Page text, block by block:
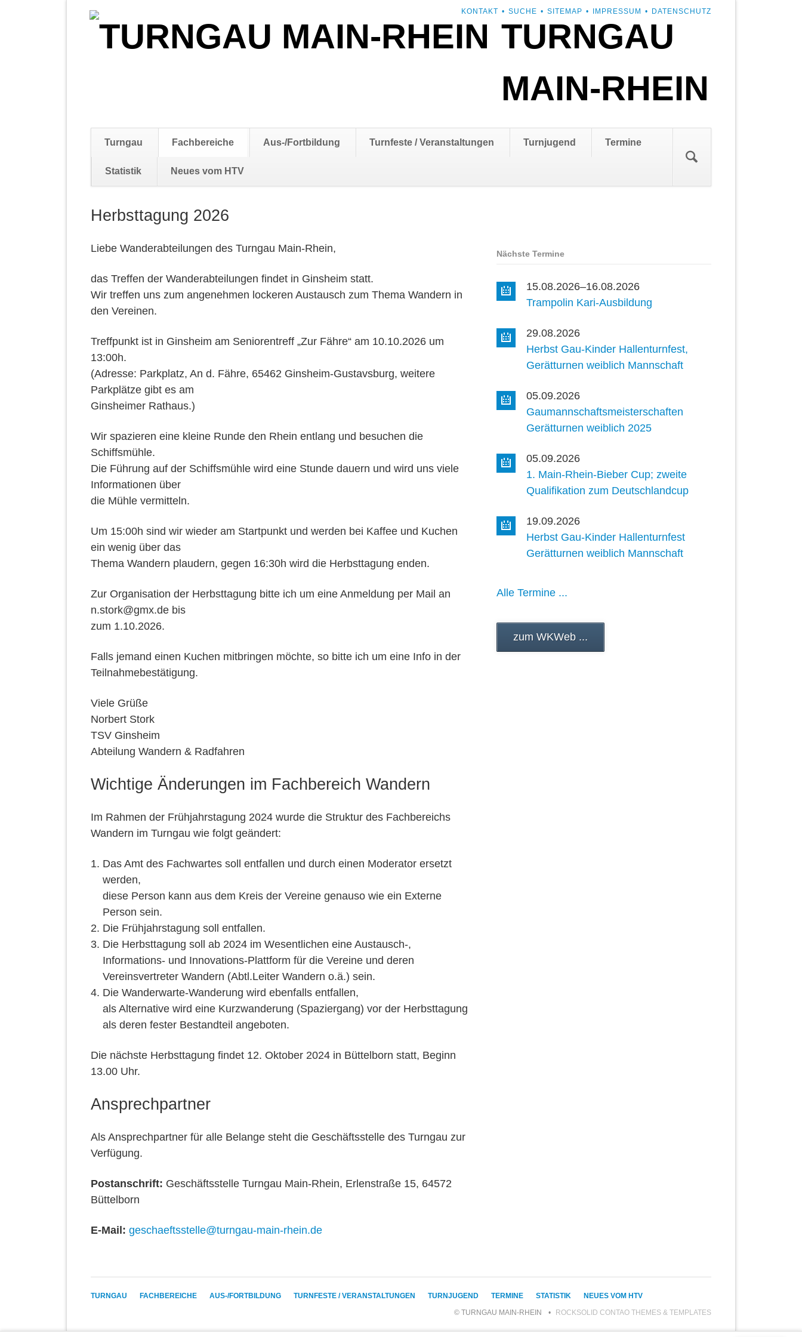
TURNGAU
MAIN-RHEIN
NAVIGATION
KONTAKT SUCHE SITEMAP IMPRESSUM DATENSCHUTZ
überspringen
Turngau Fachbereiche Aus-/Fortbildung Turnfeste / Veranstaltungen Turnjugend Termine
Statistik Neues vom HTV
überspringen
Herbsttagung 2026
Liebe Wanderabteilungen des Turngau Main-Rhein,
das Treffen der Wanderabteilungen findet in Ginsheim statt.
Wir treffen uns zum angenehmen lockeren Austausch zum Thema Wandern in
den Vereinen.
Treffpunkt ist in Ginsheim am Seniorentreff „Zur Fähre“ am 10.10.2026 um
13:00h.
(Adresse: Parkplatz, An d. Fähre, 65462 Ginsheim-Gustavsburg, weitere
Parkplätze gibt es am
Ginsheimer Rathaus.)
Wir spazieren eine kleine Runde den Rhein entlang und besuchen die
Schiffsmühle.
Die Führung auf der Schiffsmühle wird eine Stunde dauern und wird uns viele
Informationen über
die Mühle vermitteln.
Um 15:00h sind wir wieder am Startpunkt und werden bei Kaffee und Kuchen
ein wenig über das
Thema Wandern plaudern, gegen 16:30h wird die Herbsttagung enden.
Zur Organisation der Herbsttagung bitte ich um eine Anmeldung per Mail an
n.stork@gmx.de bis
zum 1.10.2026.
Falls jemand einen Kuchen mitbringen möchte, so bitte ich um eine Info in der
Teilnahmebestätigung.
Viele Grüße
Norbert Stork
TSV Ginsheim
Abteilung Wandern & Radfahren
Wichtige Änderungen im Fachbereich Wandern
Im Rahmen der Frühjahrstagung 2024 wurde die Struktur des Fachbereichs
Wandern im Turngau wie folgt geändert:
Das Amt des Fachwartes soll entfallen und durch einen Moderator ersetzt
werden,
diese Person kann aus dem Kreis der Vereine genauso wie ein Externe
Person sein.
Die Frühjahrstagung soll entfallen.
Die Herbsttagung soll ab 2024 im Wesentlichen eine Austausch-,
Informations- und Innovations-Plattform für die Vereine und deren
Vereinsvertreter Wandern (Abtl.Leiter Wandern o.ä.) sein.
Die Wanderwarte-Wanderung wird ebenfalls entfallen,
als Alternative wird eine Kurzwanderung (Spaziergang) vor der Herbsttagung
als deren fester Bestandteil angeboten.
Die nächste Herbsttagung findet 12. Oktober 2024 in Büttelborn statt, Beginn
13.00 Uhr.
Ansprechpartner
Als Ansprechpartner für alle Belange steht die Geschäftsstelle des Turngau zur
Verfügung.
Postanschrift: Geschäftsstelle Turngau Main-Rhein, Erlenstraße 15, 64572
Büttelborn
E-Mail: geschaeftsstelle@turngau-main-rhein.de
Nächste Termine
15.08.2026–16.08.2026
Trampolin Kari-Ausbildung
29.08.2026
Herbst Gau-Kinder Hallenturnfest,
Gerätturnen weiblich Mannschaft
05.09.2026
Gaumannschaftsmeisterschaften
Gerätturnen weiblich 2025
05.09.2026
1. Main-Rhein-Bieber Cup; zweite
Qualifikation zum Deutschlandcup
19.09.2026
Herbst Gau-Kinder Hallenturnfest
Gerätturnen weiblich Mannschaft
Alle Termine ...
zum WKWeb ...
NAVIGATION
TURNGAU FACHBEREICHE AUS-/FORTBILDUNG TURNFESTE / VERANSTALTUNGEN TURNJUGEND TERMINE STATISTIK
NEUES VOM HTV
© TURNGAU MAIN-RHEIN
ROCKSOLID CONTAO THEMES & TEMPLATES